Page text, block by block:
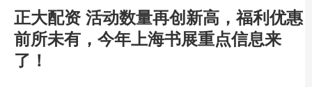
正大配资 活动数量再创新高，福利优惠
前所未有，今年上海书展重点信息来
了！